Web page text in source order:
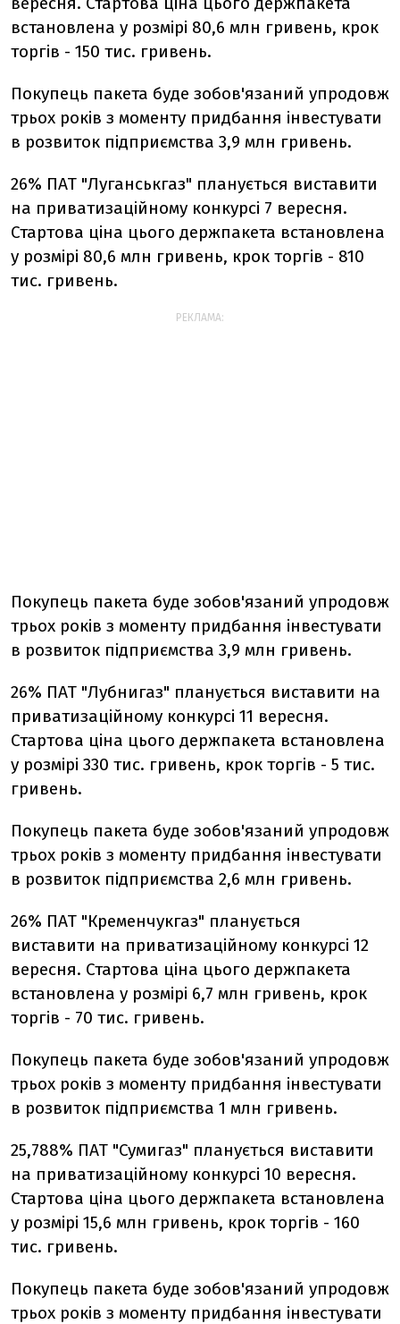
встановлена у розмірі 80,6 млн гривень, крок
торгів - 150 тис. гривень.
Покупець пакета буде зобов'язаний упродовж
трьох років з моменту придбання інвестувати
в розвиток підприємства 3,9 млн гривень.
26% ПАТ "Луганськгаз" планується виставити
на приватизаційному конкурсі 7 вересня.
Стартова ціна цього держпакета встановлена
у розмірі 80,6 млн гривень, крок торгів - 810
тис. гривень.
РЕКЛАМА:
Покупець пакета буде зобов'язаний упродовж
трьох років з моменту придбання інвестувати
в розвиток підприємства 3,9 млн гривень.
26% ПАТ "Лубнигаз" планується виставити на
приватизаційному конкурсі 11 вересня.
Стартова ціна цього держпакета встановлена
у розмірі 330 тис. гривень, крок торгів - 5 тис.
гривень.
Покупець пакета буде зобов'язаний упродовж
трьох років з моменту придбання інвестувати
в розвиток підприємства 2,6 млн гривень.
26% ПАТ "Кременчукгаз" планується
виставити на приватизаційному конкурсі 12
вересня. Стартова ціна цього держпакета
встановлена у розмірі 6,7 млн гривень, крок
торгів - 70 тис. гривень.
Покупець пакета буде зобов'язаний упродовж
трьох років з моменту придбання інвестувати
в розвиток підприємства 1 млн гривень.
25,788% ПАТ "Сумигаз" планується виставити
на приватизаційному конкурсі 10 вересня.
Стартова ціна цього держпакета встановлена
у розмірі 15,6 млн гривень, крок торгів - 160
тис. гривень.
Покупець пакета буде зобов'язаний упродовж
трьох років з моменту придбання інвестувати